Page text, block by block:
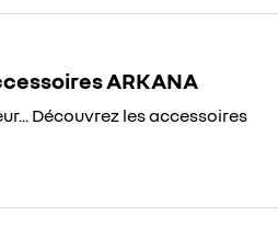
ARKANA
Découvrez les accessoires